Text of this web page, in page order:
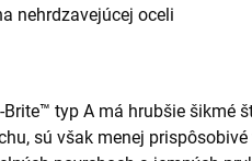
nehrdzavejúcej oceli
typ A má hrubšie šikmé
sú však menej